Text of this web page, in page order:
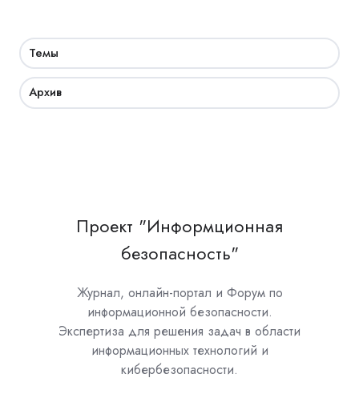
Темы
Архив
Проект "Информционная
безопасность"
Журнал, онлайн-портал и Форум по
информационной безопасности.
Экспертиза для решения задач в области
информационных технологий и
кибербезопасности.